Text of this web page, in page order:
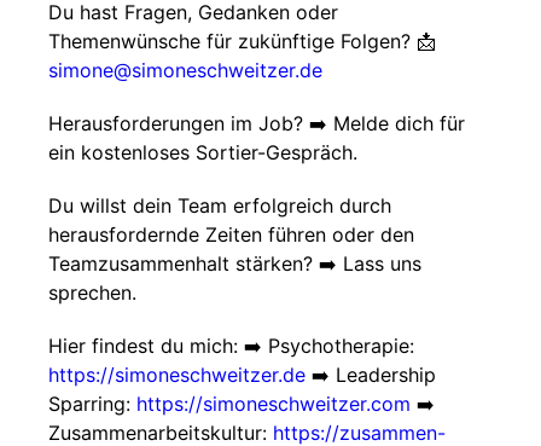
Du hast Fragen, Gedanken oder
Themenwünsche für zukünftige Folgen? 📩
simone@simoneschweitzer.de
Herausforderungen im Job? ➡️ Melde dich für
ein kostenloses Sortier-Gespräch.
Du willst dein Team erfolgreich durch
herausfordernde Zeiten führen oder den
Teamzusammenhalt stärken? ➡️ Lass uns
sprechen.
Hier findest du mich: ➡️ Psychotherapie:
https://simoneschweitzer.de ➡️ Leadership
Sparring: https://simoneschweitzer.com ➡️
Zusammenarbeitskultur: https://zusammen-